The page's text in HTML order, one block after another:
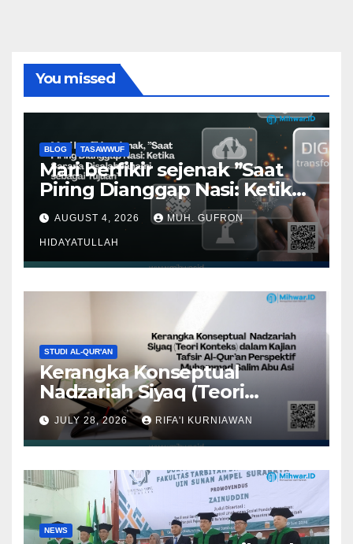
You missed
BLOG TASAWWUF
Mari berfikir sejenak ”Saat
Piring Dianggap Nasi: Ketika
Sarana Disalahpahami
sebagai Tujuan”
AUGUST 4, 2026 MUH. GUFRON
HIDAYATULLAH
STUDI AL-QUR'AN
Kerangka Konseptual
Nadzariah Siyaq (Teori
Konteks) dalam Kajian Tafsir
Al-Qur’an Perspektif
Muhammad Salim Abu Asi
JULY 28, 2026 RIFA'I KURNIAWAN
NEWS